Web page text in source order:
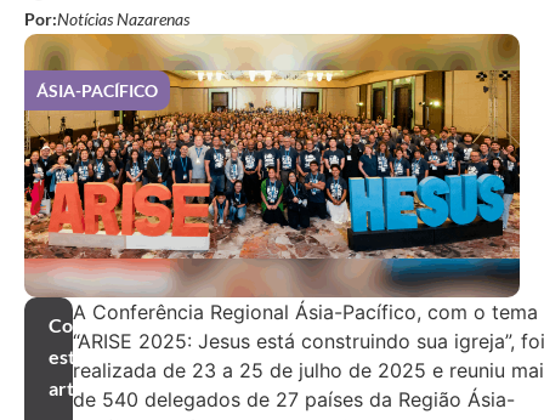
Por:Notícias Nazarenas
ÁSIA-PACÍFICO
Compartilhar
este
artigo
A Conferência Regional Ásia-Pacífico, com o tema
“ARISE 2025: Jesus está construindo sua igreja”, foi
realizada de 23 a 25 de julho de 2025 e reuniu
de 540 delegados de 27 países da Região Ásia-